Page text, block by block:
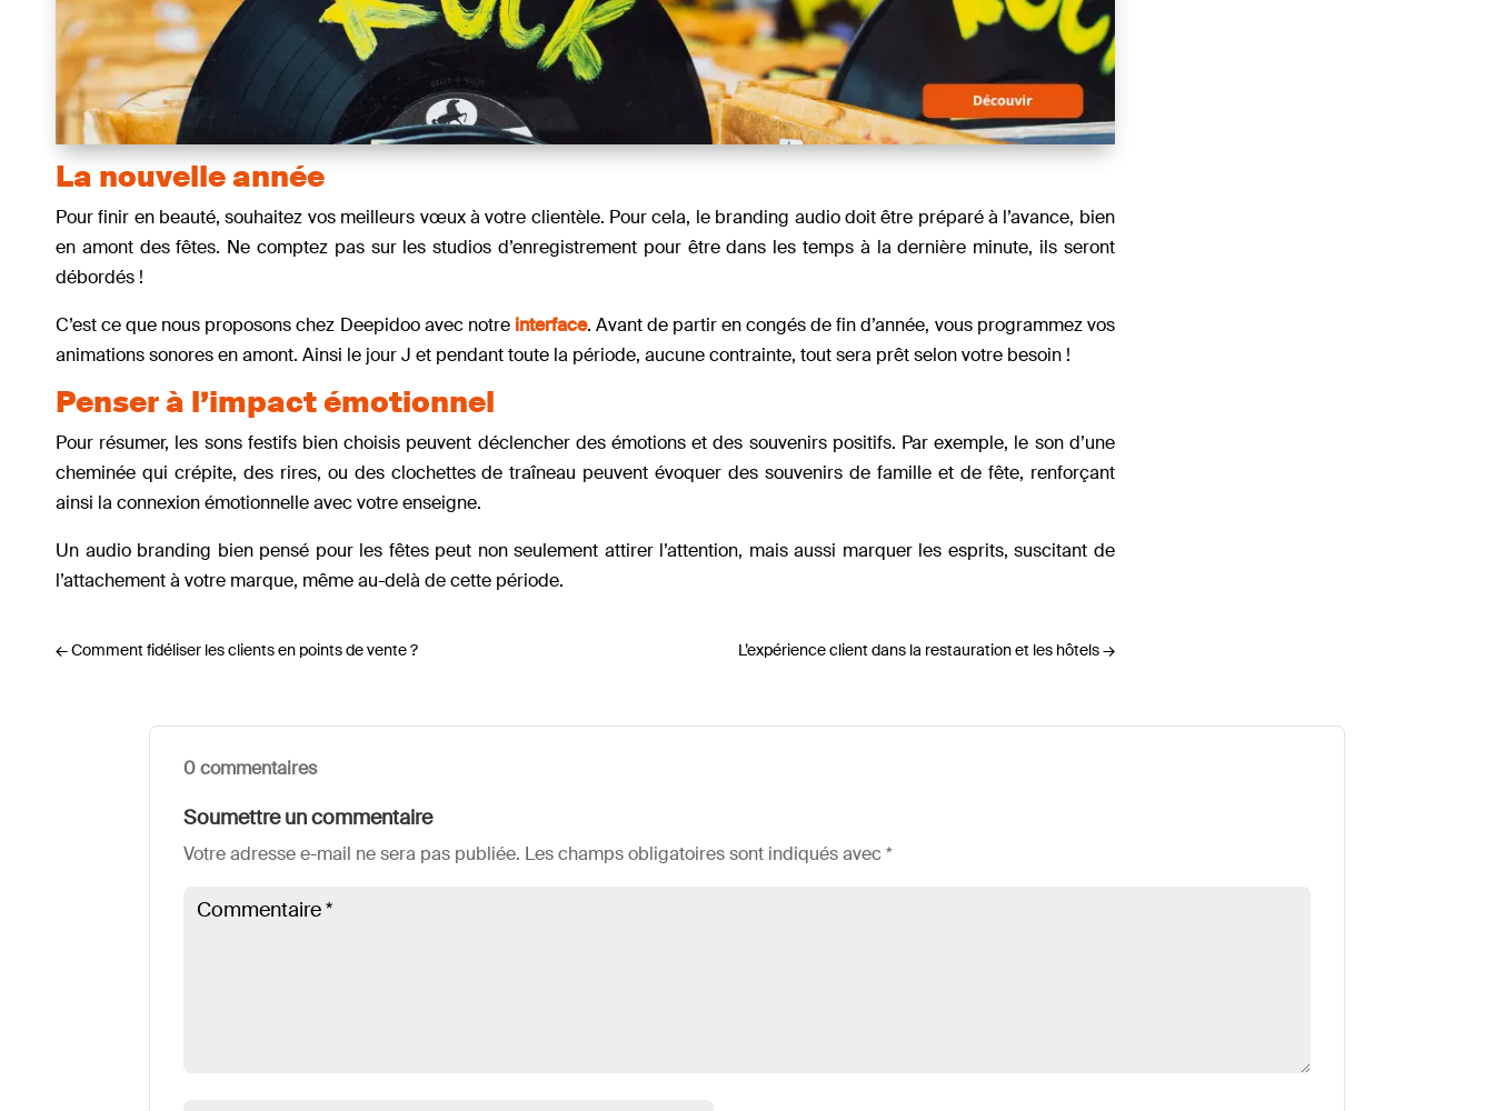
La nouvelle année
Pour finir en beauté, souhaitez vos meilleurs vœux à votre clientèle. Pour cela, le branding audio doit être préparé à l’avance, bien
en amont des fêtes. Ne comptez pas sur les studios d’enregistrement pour être dans les temps à la dernière minute, ils seront
débordés !
C’est ce que nous proposons chez Deepidoo avec notre interface. Avant de partir en congés de fin d’année, vous programmez vos
animations sonores en amont. Ainsi le jour J et pendant toute la période, aucune contrainte, tout sera prêt selon votre besoin !
Penser à l’impact émotionnel
Pour résumer, les sons festifs bien choisis peuvent déclencher des émotions et des souvenirs positifs. Par exemple, le son d’une
cheminée qui crépite, des rires, ou des clochettes de traîneau peuvent évoquer des souvenirs de famille et de fête, renforçant
ainsi la connexion émotionnelle avec votre enseigne.
Un audio branding bien pensé pour les fêtes peut non seulement attirer l’attention, mais aussi marquer les esprits, suscitant de
l’attachement à votre marque, même au-delà de cette période.
←Comment fidéliser les clients en points de vente ? L’expérience client dans la restauration et les hôtels→
0 commentaires
Soumettre un commentaire
Votre adresse e-mail ne sera pas publiée. Les champs obligatoires sont indiqués avec*